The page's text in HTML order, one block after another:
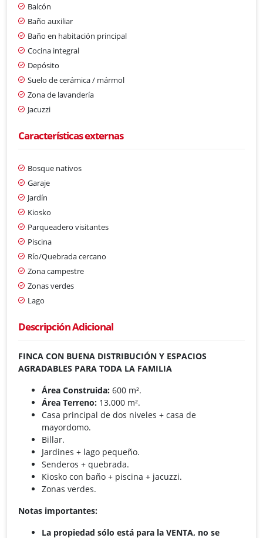
Balcón
Baño auxiliar
Baño en habitación principal
Cocina integral
Depósito
Suelo de cerámica / mármol
Zona de lavandería
Jacuzzi
Características externas
Bosque nativos
Garaje
Jardín
Kiosko
Parqueadero visitantes
Piscina
Río/Quebrada cercano
Zona campestre
Zonas verdes
Lago
Descripción Adicional
FINCA CON BUENA DISTRIBUCIÓN Y ESPACIOS
AGRADABLES PARA TODA LA FAMILIA
Área Construida: 600 m².
Área Terreno: 13.000 m².
Casa principal de dos niveles + casa de
mayordomo.
Billar.
Jardines + lago pequeño.
Senderos + quebrada.
Kiosko con baño + piscina + jacuzzi.
Zonas verdes.
Notas importantes:
La propiedad sólo está para la VENTA, no se